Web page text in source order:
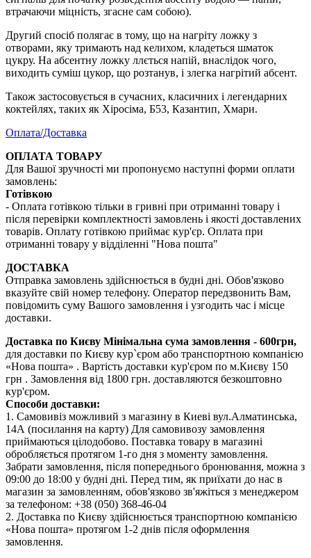
втрачаючи міцність, згасне сам собою).
Другий спосіб полягає в тому, що на нагріту ложку з
отворами, яку тримають над келихом, кладеться шматок
цукру. На абсентну ложку ллється напій, внаслідок чого,
виходить суміш цукор, що розтанув, і злегка нагрітий абсент.
Також застосовується в сучасних, класичних і легендарних
коктейлях, таких як Хіросіма, Б53, Казантип, Хмари.
Оплата/Доставка
ОПЛАТА ТОВАРУ
Для Вашої зручності ми пропонуємо наступні форми оплати
замовлень:
Готівкою
- Оплата готівкою тільки в гривні при отриманні товару і
після перевірки комплектності замовлень і якості доставлених
товарів. Оплату готівкою приймає кур'єр. Оплата при
отриманні товару у відділенні "Нова пошта"
ДОСТАВКА
Отправка замовлень здійснюється в будні дні. Обов'язково
вказуйте свій номер телефону. Оператор передзвонить Вам,
повідомить суму Вашого замовлення і узгодить час і місце
доставки.
Доставка по Києву Мінімальна сума замовлення - 600грн,
для доставки по Києву кур`єром або транспортною компанією
«Нова пошта» . Вартість доставки кур'єром по м.Києву 150
грн . Замовлення від 1800 грн. доставляются безкоштовно
кур'єром.
Способи доставки:
1. Самовивіз можливий з магазину в Киеві вул.Алматинська,
14А (посилання на карту) Для самовивозу замовлення
приймаються цілодобово. Поставка товару в магазині
обробляється протягом 1-го дня з моменту замовлення.
Забрати замовлення, після попереднього бронювання, можна з
09:00 до 18:00 у будні дні. Перед тим, як приїхати до нас в
магазин за замовленням, обов'язково зв'яжіться з менеджером
за телефоном: +38 (050) 368-46-04
2. Доставка по Києву здійснюється транспортною компанією
«Нова пошта» протягом 1-2 днів після оформлення
замовлення.